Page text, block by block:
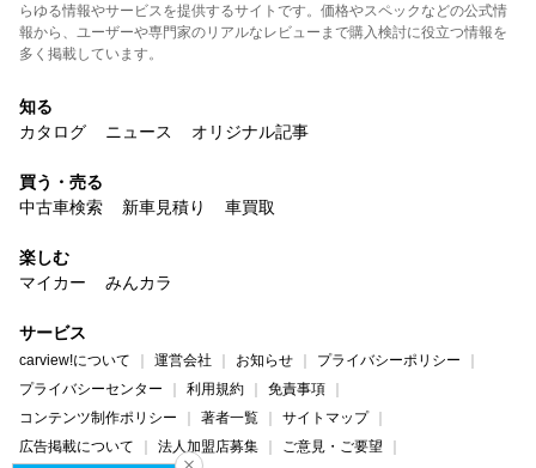
らゆる情報やサービスを提供するサイトです。価格やスペックなどの公式情
報から、ユーザーや専門家のリアルなレビューまで購入検討に役立つ情報を
多く掲載しています。
知る
カタログ
ニュース オリジナル記事
買う・売る
中古車検索
新車見積り 車買取
楽しむ
マイカー
みんカラ
サービス
carview!について 運営会社 お知らせ
プライバシーポリシー
プライバシーセンター
利用規約
免責事項
コンテンツ制作ポリシー
著者一覧
サイトマップ
広告掲載について
法人加盟店募集
ご意見・ご要望